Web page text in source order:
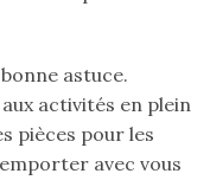
astuce.
activités en plein
pièces pour les
avec vous